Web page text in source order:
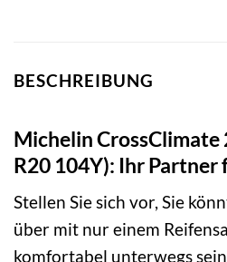
BESCHREIBUNG
Michelin CrossClimate
R20 104Y): Ihr Partner
Stellen Sie sich vor, Sie
über mit nur einem
komfortabel unterwegs